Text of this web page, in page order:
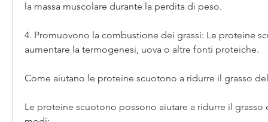
la massa muscolare durante la perdita di peso.
4. Promuovono la combustione dei grassi: Le proteine
aumentare la termogenesi, uova o altre fonti proteiche.
Come aiutano le proteine scuotono a ridurre il grasso
Le proteine scuotono possono aiutare a ridurre il grasso